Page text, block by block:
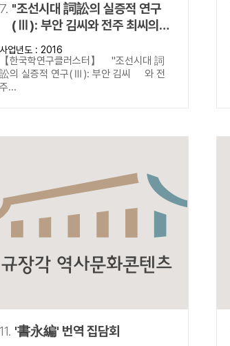
7. "조선시대 詞訟의 실증적 연구
(Ⅲ): 부안 김씨와 전주 최씨의
산송 자료 강독"
사업년도 : 2016
【한국학연구클러스터】 "조선시대 詞
訟의 실증적 연구(Ⅲ): 부안 김씨 와 전
주...
11. '書永編' 번역 집담회